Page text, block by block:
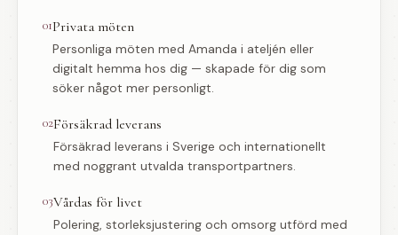
01Privata möten
Personliga möten med Amanda i ateljén eller
digitalt hemma hos dig — skapade för dig som
söker något mer personligt.
02Försäkrad leverans
Försäkrad leverans i Sverige och internationellt
med noggrant utvalda transportpartners.
03Vårdas för livet
Polering, storleksjustering och omsorg utförd med